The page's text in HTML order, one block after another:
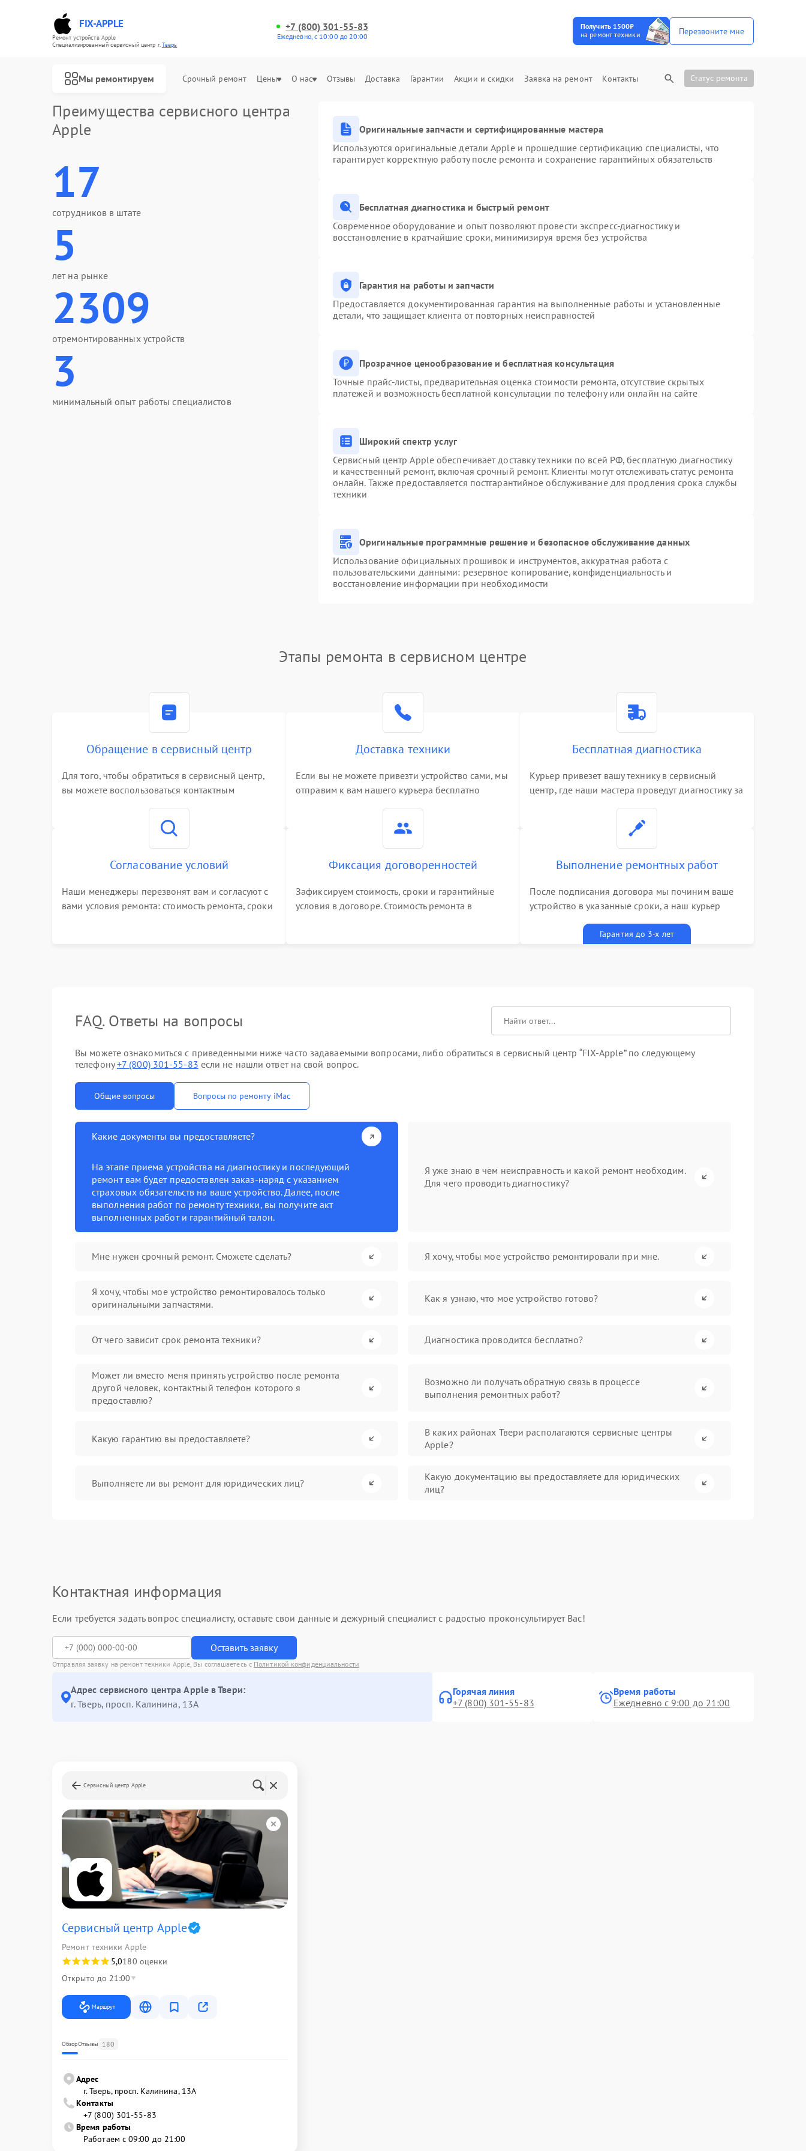
FIX-APPLE
Ремонт устройств Apple
Специализированный cервисный центр г.Тверь
+7 (800) 301-55-83
Ежедневно, с 10:00 до 20:00
Получить 1500₽
на ремонт техники
Перезвоните мне
Мы ремонтируем Срочный ремонт Цены О нас Отзывы Доставка Гарантии Акции и скидки Заявка на ремонт Контакты Статус ремонта
Преимущества сервисного центра
Apple
17
сотрудников в штате
5
лет на рынке
2309
отремонтированных устройств
3
минимальный опыт работы специалистов
Оригинальные запчасти и сертифицированные мастера
Используются оригинальные детали Apple и прошедшие сертификацию специалисты, что
гарантирует корректную работу после ремонта и сохранение гарантийных обязательств
Бесплатная диагностика и быстрый ремонт
Современное оборудование и опыт позволяют провести экспресс-диагностику и
восстановление в кратчайшие сроки, минимизируя время без устройства
Гарантия на работы и запчасти
Предоставляется документированная гарантия на выполненные работы и установленные
детали, что защищает клиента от повторных неисправностей
Прозрачное ценообразование и бесплатная консультация
Точные прайс-листы, предварительная оценка стоимости ремонта, отсутствие скрытых
платежей и возможность бесплатной консультации по телефону или онлайн на сайте
Широкий спектр услуг
Сервисный центр Apple обеспечивает доставку техники по всей РФ, бесплатную диагностику
и качественный ремонт, включая срочный ремонт. Клиенты могут отслеживать статус ремонта
онлайн. Также предоставляется постгарантийное обслуживание для продления срока службы
техники
Оригинальные программные решение и безопасное обслуживание данных
Использование официальных прошивок и инструментов, аккуратная работа с
пользовательскими данными: резервное копирование, конфиденциальность и
восстановление информации при необходимости
Этапы ремонта в сервисном центре
Обращение в сервисный центр
Для того, чтобы обратиться в сервисный центр,
вы можете воспользоваться контактным
номер телефона на сайте
Доставка техники
Если вы не можете привезти устройство сами, мы
отправим к вам нашего курьера бесплатно
Бесплатная диагностика
Курьер привезет вашу технику в сервисный
центр, где наши мастера проведут диагностику за
Согласование условий
Наши менеджеры перезвонят вам и согласуют с
вами условия ремонта: стоимость ремонта, сроки
Фиксация договоренностей
Зафиксируем стоимость, сроки и гарантийные
условия в договоре. Стоимость ремонта в
Выполнение ремонтных работ
После подписания договора мы починим ваше
устройство в указанные сроки, а наш курьер
талоном бесплатноГарантия до 3-х лет
FAQ. Ответы на вопросы
Вы можете ознакомиться с приведенными ниже часто задаваемыми вопросами, либо обратиться в сервисный центр “FIX-Apple” по следующему
телефону+7 (800) 301-55-83 если не нашли ответ на свой вопрос.
Общие вопросы Вопросы по ремонту iMac
Какие документы вы предоставляете?
На этапе приема устройства на диагностику и последующий
ремонт вам будет предоставлен заказ-наряд с указанием
страховых обязательств на ваше устройство. Далее, после
выполнения работ по ремонту техники, вы получите акт
выполненных работ и гарантийный талон.
Я уже знаю в чем неисправность и какой ремонт необходим.
Для чего проводить диагностику?
Мне нужен срочный ремонт. Сможете сделать? Я хочу, чтобы мое устройство ремонтировали при мне.
Я хочу, чтобы мое устройство ремонтировалось только
оригинальными запчастями.
Как я узнаю, что мое устройство готово?
От чего зависит срок ремонта техники? Диагностика проводится бесплатно?
Может ли вместо меня принять устройство после ремонта
другой человек, контактный телефон которого я
предоставлю?
Возможно ли получать обратную связь в процессе
выполнения ремонтных работ?
Какую гарантию вы предоставляете?
В каких районах Твери располагаются сервисные центры
Apple?
Выполняете ли вы ремонт для юридических лиц?
Какую документацию вы предоставляете для юридических
лиц?
Контактная информация
Если требуется задать вопрос специалисту, оставьте свои данные и дежурный специалист с радостью проконсультирует Вас!
Оставить заявку
Отправляя заявку на ремонт техники Apple, Вы соглашаетесь с Политикой конфиденциальности
Адрес сервисного центра Apple в Твери:
г. Тверь, просп. Калинина, 13А
Горячая линия
+7 (800) 301-55-83
Время работы
Ежедневно с 9:00 до 21:00
Сервисный центр Apple
Сервисный центр Apple
Ремонт техники Apple
5,0180 оценки
Открыто до 21:00
Маршрут
ОбзорОтзывы 180
Адрес
г. Тверь, просп. Калинина, 13А
Контакты
+7 (800) 301-55-83
Время работы
Работаем с 09:00 до 21:00